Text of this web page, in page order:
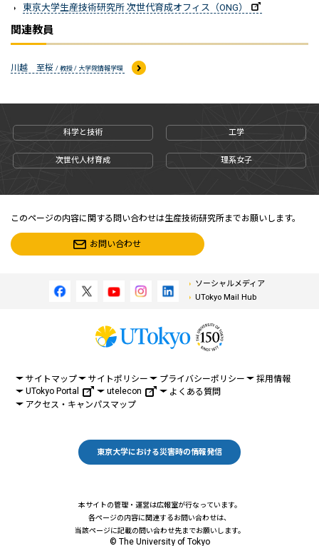
東京大学生産技術研究所 次世代育成オフィス（ONG）
関連教員
川越 至桜 / 教授 / 大学院情報学環
科学と技術 工学
次世代人材育成 理系女子
このページの内容に関する問い合わせは生産技術研究所までお願いします。
お問い合わせ
ソーシャルメディア
UTokyo Mail Hub
サイトマップ サイトポリシー プライバシーポリシー
採用情報
UTokyo Portal
utelecon
よくある質問
アクセス・キャンパスマップ
東京大学における災害時の情報発信
本サイトの管理・運営は広報室が行なっています。
各ページの内容に関連するお問い合わせは、
当該ページに記載の問い合わせ先までお願いします。
© The University of Tokyo